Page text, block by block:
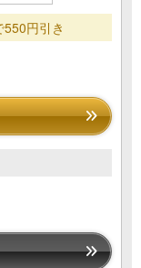
円引き